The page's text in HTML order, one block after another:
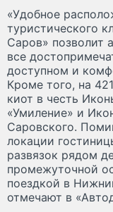
«Удобное
туристического
Саров» позволит
все
доступном и
Кроме того, на
киот в честь
«Умиление» и
Саровского.
локации
развязок рядом
промежуточной
поездкой в
отмечают в